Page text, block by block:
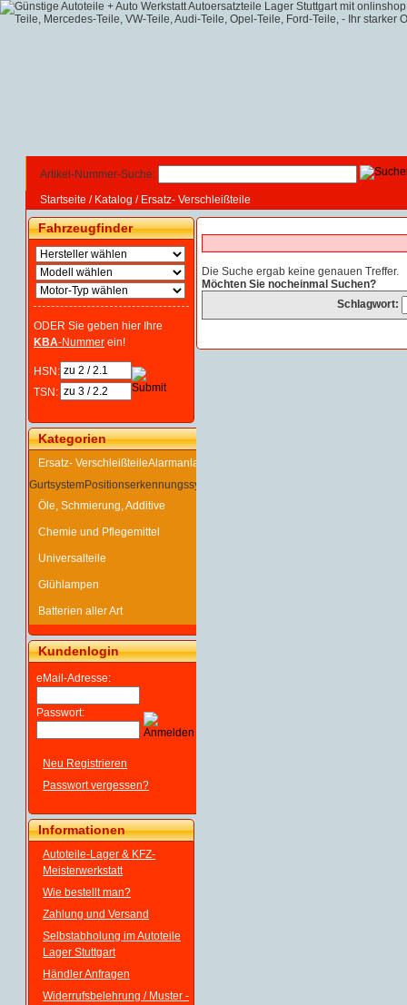
Artikel-Nummer-Suche:
Startseite / Katalog / Ersatz- Verschleißteile
Fahrzeugfinder
ODER Sie geben hier Ihre
KBA-Nummer ein!
HSN:
TSN:
Kategorien
Ersatz- VerschleißteileAlarmanlage
GurtsystemPositionserkennungssystem
Öle, Schmierung, Additive
Chemie und Pflegemittel
Universalteile
Glühlampen
Batterien aller Art
Kundenlogin
eMail-Adresse:
Passwort:
Neu Registrieren
Passwort vergessen?
Informationen
Autoteile-Lager & KFZ-
Meisterwerkstatt
Wie bestellt man?
Zahlung und Versand
Selbstabholung im Autoteile
Lager Stuttgart
Händler Anfragen
Widerrufsbelehrung / Muster -
Die Suche ergab keine genauen Treffer.
Möchten Sie nocheinmal Suchen?
Schlagwort: